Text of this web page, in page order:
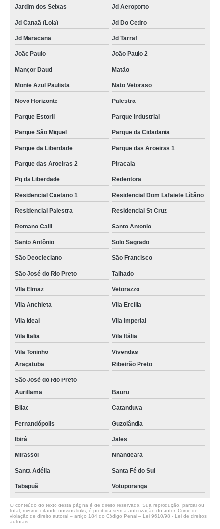
Jardim dos Seixas Jd Aeroporto
Jd Canaã (Loja) Jd Do Cedro
Jd Maracana Jd Tarraf
João Paulo João Paulo 2
Mançor Daud Matão
Monte Azul Paulista Nato Vetoraso
Novo Horizonte Palestra
Parque Estoril Parque Industrial
Parque São Miguel Parque da Cidadania
Parque da Liberdade Parque das Aroeiras 1
Parque das Aroeiras 2 Piracaia
Pq da Liberdade Redentora
Residencial Caetano 1 Residencial Dom Lafaiete Líbâno
Residencial Palestra Residencial St Cruz
Romano Calil Santo Antonio
Santo Antônio Solo Sagrado
São Deocleciano São Francisco
São José do Rio Preto Talhado
VIla Elmaz Vetorazzo
Vila Anchieta Vila Ercília
Vila Ideal Vila Imperial
Vila Italia Vila Itália
Vila Toninho
Vivendas
Araçatuba
Ribeirão Preto
São José do Rio Preto
Auriflama
Bauru
Bilac Catanduva
Fernandópolis Guzolândia
Ibirá Jales
Mirassol Nhandeara
Santa Adélia Santa Fé do Sul
Tabapuã Votuporanga
O conteúdo do texto desta página é de direito reservado. Sua reprodução, parcial ou
total, mesmo citando nossos links, é proibida sem a autorização do autor. Crime de
violação de direito autoral – artigo 184 do Código Penal – Lei 9610/98 - Lei de direitos
autorais